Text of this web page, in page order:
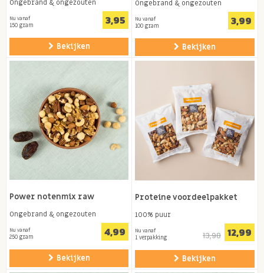
Ongebrand & ongezouten
Nu vanaf
150 gram 3,95
Bekijken
Ongebrand & ongezouten
Nu vanaf
100 gram 3,99
Bekijken
Power notenmix raw
Ongebrand & ongezouten
Nu vanaf
250 gram 4,99
Bekijken
Proteine voordeelpakket
100% puur
Nu vanaf
1 verpakking 13,98 12,99
Bekijken